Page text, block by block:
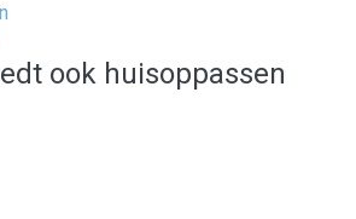
ook huisoppassen